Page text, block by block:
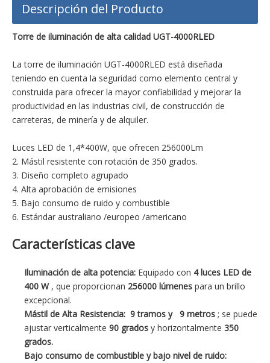
Descripción del Producto
Torre de iluminación de alta calidad UGT-4000RLED
La torre de iluminación UGT-4000RLED está diseñada
teniendo en cuenta la seguridad como elemento central y
construida para ofrecer la mayor confiabilidad y mejorar la
productividad en las industrias civil, de construcción de
carreteras, de minería y de alquiler.
Luces LED de 1,4*400W, que ofrecen 256000Lm
2. Mástil resistente con rotación de 350 grados.
3. Diseño completo agrupado
4. Alta aprobación de emisiones
5. Bajo consumo de ruido y combustible
6. Estándar australiano /europeo /americano
Características clave
Iluminación de alta potencia: Equipado con 4 luces LED de
400 W , que proporcionan 256000 lúmenes para un brillo
excepcional.
Mástil de Alta Resistencia: 9 tramos y 9 metros ; se puede
ajustar verticalmente 90 grados y horizontalmente 350
grados.
Bajo consumo de combustible y bajo nivel de ruido: